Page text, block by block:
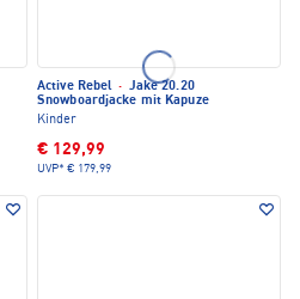
Active Rebel · Jake 20.20
Snowboardjacke mit Kapuze
Kinder
€ 129,99
UVP* € 179,99